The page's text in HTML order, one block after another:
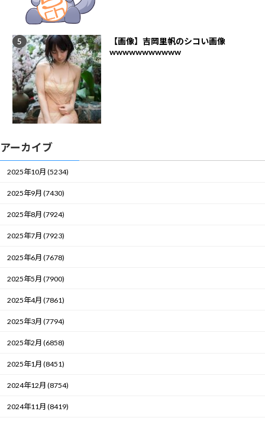
【画像】吉岡里帆のシコい画像
wwwwwwwwwww
アーカイブ
2025年10月 (5234)
2025年9月 (7430)
2025年8月 (7924)
2025年7月 (7923)
2025年6月 (7678)
2025年5月 (7900)
2025年4月 (7861)
2025年3月 (7794)
2025年2月 (6858)
2025年1月 (8451)
2024年12月 (8754)
2024年11月 (8419)